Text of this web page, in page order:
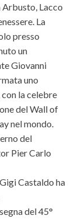
Lacco
La
presso
un
Giovanni
uno
la celebre
del Wall of
nel mondo.
del
Pier Carlo
Castaldo ha
del 45°